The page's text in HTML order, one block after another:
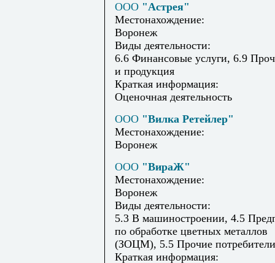
ООО "Астрея"
Местонахождение:
Воронеж
Виды деятельности:
6.6 Финансовые услуги, 6.9
и продукция
Краткая информация:
Оценочная деятельность
ООО "Вилка Ретейлер"
Местонахождение:
Воронеж
ООО "ВираЖ"
Местонахождение:
Воронеж
Виды деятельности:
5.3 В машиностроении, 4.5
по обработке цветных металлов
(ЗОЦМ), 5.5 Прочие потребители
Краткая информация: